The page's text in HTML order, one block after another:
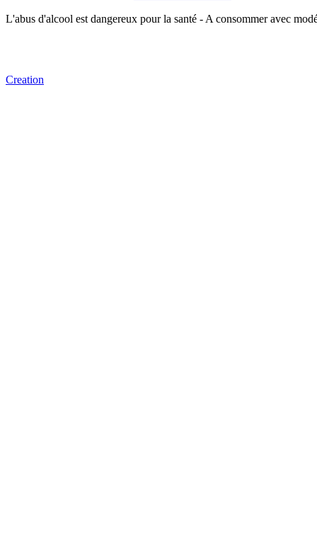
L'abus d'alcool est dangereux pour la santé - A consommer avec
Creation